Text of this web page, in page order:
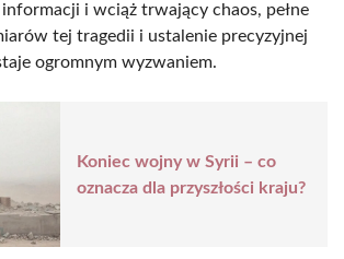
informacji i wciąż trwający chaos, pełne
tej tragedii i ustalenie precyzyjnej
ogromnym wyzwaniem.
Koniec wojny w Syrii – co
oznacza dla przyszłości kraju?